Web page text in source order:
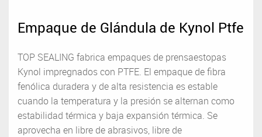
Empaque de Glándula de Kynol Ptfe
TOP SEALING fabrica empaques de prensaestopas
Kynol impregnados con PTFE. El empaque de fibra
fenólica duradera y de alta resistencia es estable
cuando la temperatura y la presión se alternan como
estabilidad térmica y baja expansión térmica. Se
aprovecha en libre de abrasivos, libre de